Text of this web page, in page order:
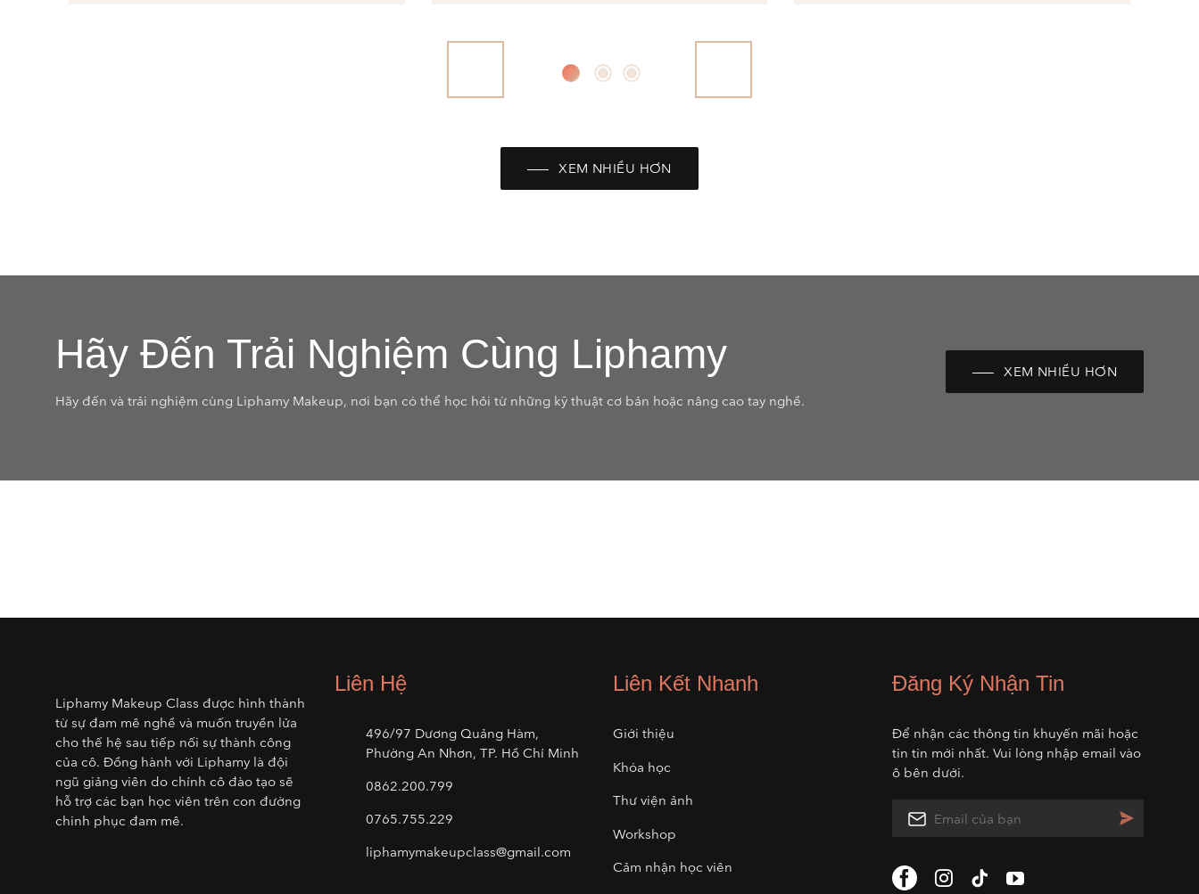
XEM NHIỀU HƠN
Hãy Đến Trải Nghiệm Cùng Liphamy
Hãy đến và trải nghiệm cùng Liphamy Makeup, nơi bạn có thể học hỏi từ những kỹ thuật cơ bản hoặc nâng cao tay nghề.
XEM NHIỀU HƠN
Liphamy Makeup Class được hình thành
từ sự đam mê nghề và muốn truyền lửa
cho thế hệ sau tiếp nối sự thành công
của cô. Đồng hành với Liphamy là đội
ngũ giảng viên do chính cô đào tạo sẽ
hỗ trợ các bạn học viên trên con đường
chinh phục đam mê.
Liên Hệ
496/97 Dương Quảng Hàm,
Phường An Nhơn, TP. Hồ Chí Minh
0862.200.799
0765.755.229
liphamymakeupclass@gmail.com
Liên Kết Nhanh
Giới thiệu
Khóa học
Thư viện ảnh
Workshop
Cảm nhận học viên
Đăng Ký Nhận Tin
Để nhận các thông tin khuyến mãi hoặc
tin tin mới nhất. Vui lòng nhập email vào
ô bên dưới.